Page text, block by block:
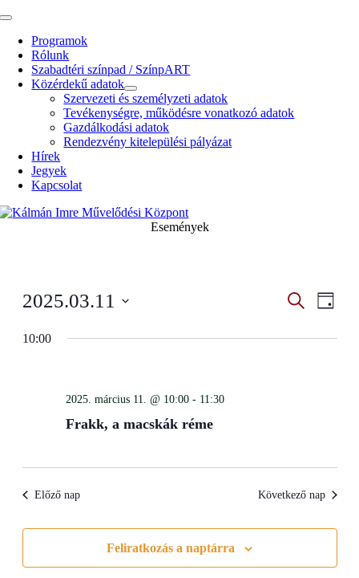
Kihagyás
Toggle
NavigationProgramok
Rólunk
Szabadtéri színpad / SzínpART
Közérdekű adatok
Szervezeti és személyzeti adatok
Tevékenységre, működésre vonatkozó adatok
Gazdálkodási adatok
Rendezvény kitelepülési pályázat
Hírek
Jegyek
Kapcsolat
Események
and
SearchNapi
2025.03.11
date.
10:00
2025. március 11. @ 10:00- 11:30
Frakk, a macskák réme
Előző nap Következő nap
Feliratkozás a naptárra